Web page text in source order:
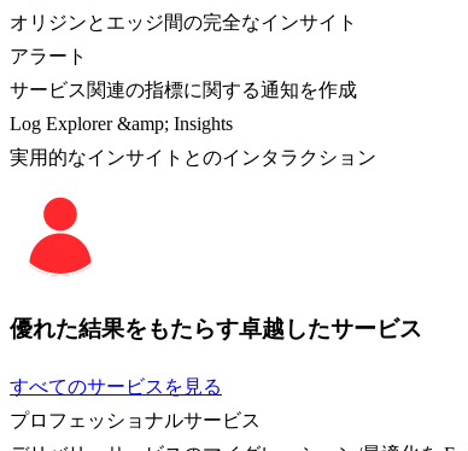
オリジンとエッジ間の完全なインサイト
アラート
サービス関連の指標に関する通知を作成
Log Explorer &amp; Insights
実用的なインサイトとのインタラクション
優れた結果をもたらす卓越したサービス
すべてのサービスを見る
プロフェッショナルサービス